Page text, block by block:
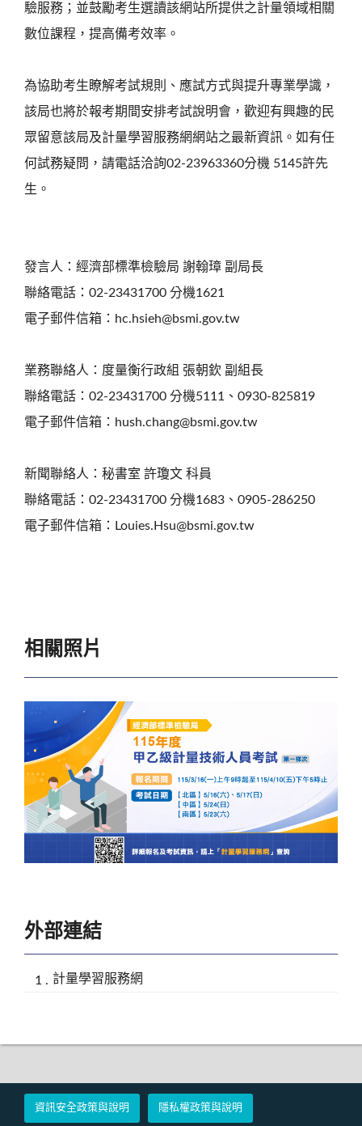
驗服務；並鼓勵考生選讀該網站所提供之計量領域相關
數位課程，提高備考效率。
為協助考生瞭解考試規則、應試方式與提升專業學識，
該局也將於報考期間安排考試說明會，歡迎有興趣的民
眾留意該局及計量學習服務網網站之最新資訊。如有任
何試務疑問，請電話洽詢02-23963360分機 5145許先
生。
發言人：經濟部標準檢驗局 謝翰璋 副局長
聯絡電話：02-23431700 分機1621
電子郵件信箱：hc.hsieh@bsmi.gov.tw
業務聯絡人：度量衡行政組 張朝欽 副組長
聯絡電話：02-23431700 分機5111、0930-825819
電子郵件信箱：hush.chang@bsmi.gov.tw
新聞聯絡人：秘書室 許瓊文 科員
聯絡電話：02-23431700 分機1683、0905-286250
電子郵件信箱：Louies.Hsu@bsmi.gov.tw
相關照片
外部連結
計量學習服務網
資訊安全政策與說明 隱私權政策與說明